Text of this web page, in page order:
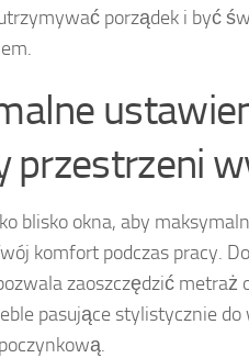
porządek i być
przestrzeni
blisko okna, aby
komfort podczas pracy.
zaoszczędzić
pasujące stylistycznie